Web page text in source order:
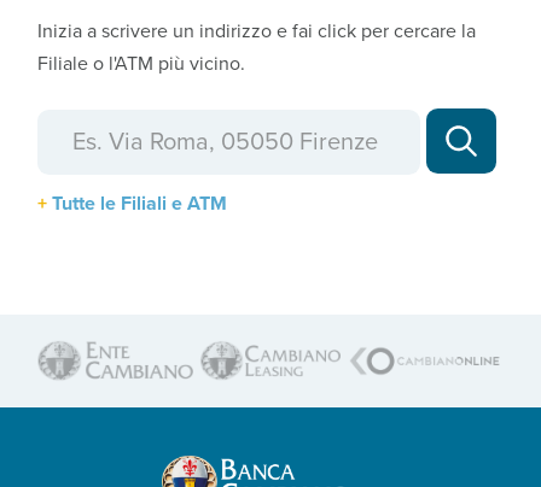
Inizia a scrivere un indirizzo e fai click per cercare la
Filiale o l'ATM più vicino.
Tutte le Filiali e ATM